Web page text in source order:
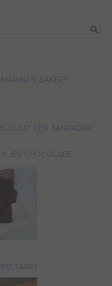
BAKERY
EEN AANRADER!
CHOCOLADE